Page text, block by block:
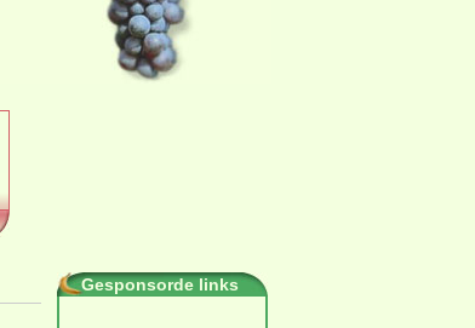
Gesponsorde links